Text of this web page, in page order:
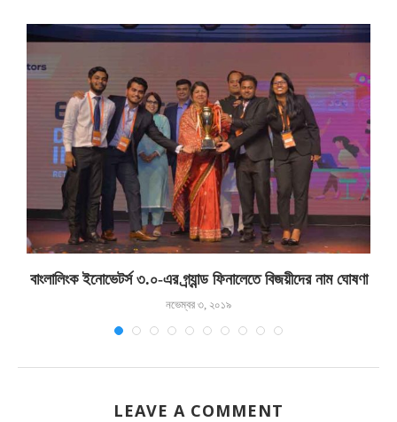
বাংলালিংক ইনোভেটর্স ৩.০-এর গ্র্যান্ড ফিনালেতে বিজয়ীদের নাম ঘোষণা
নভেম্বর ৩, ২০১৯
LEAVE A COMMENT